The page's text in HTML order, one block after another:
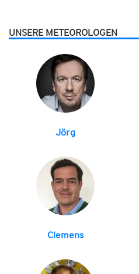
UNSERE METEOROLOGEN
Jörg
Clemens